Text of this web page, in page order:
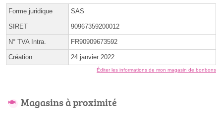
Forme juridique SAS
SIRET 90967359200012
N° TVA Intra. FR90909673592
Création 24 janvier 2022
Éditer les informations de mon magasin de bonbons
Magasins à proximité